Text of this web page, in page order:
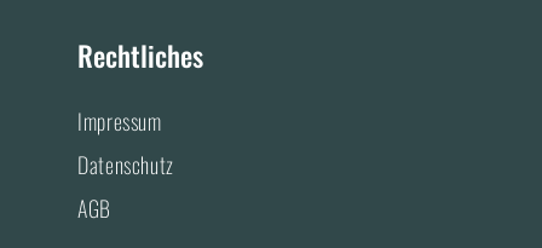
t
a
g
r
a
m
A
d
v
s
o
r
Rechtliches
Impressum
Datenschutz
AGB